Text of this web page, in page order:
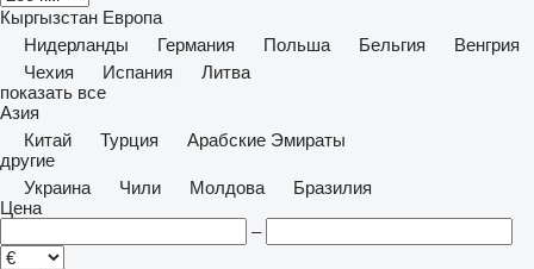
Кыргызстан Европа
Нидерланды
Германия Польша Бельгия
Венгрия
Чехия
Испания
Литва
показать все
Азия
Китай
Турция
Арабские Эмираты
другие
Украина
Чили Молдова
Бразилия
Цена
–